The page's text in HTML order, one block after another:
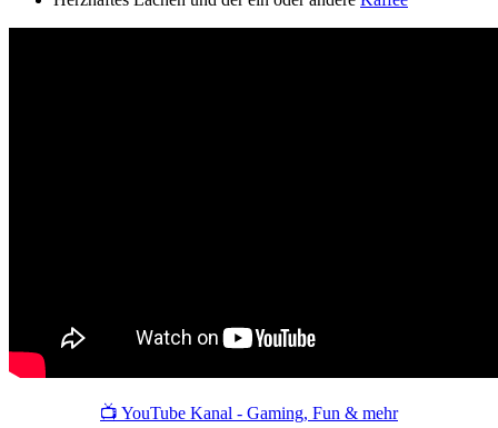
📺 YouTube Kanal - Gaming, Fun & mehr